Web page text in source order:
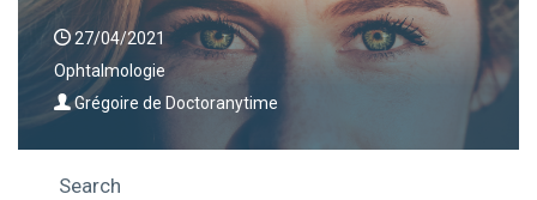
27/04/2021
Ophtalmologie
Grégoire de Doctoranytime
Search